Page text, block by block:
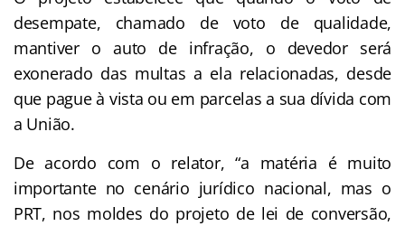
desempate, chamado de voto de qualidade,
mantiver o auto de infração, o devedor será
exonerado das multas a ela relacionadas, desde
que pague à vista ou em parcelas a sua dívida com
a União.
De acordo com o relator, “a matéria é muito
importante no cenário jurídico nacional, mas o
PRT, nos moldes do projeto de lei de conversão,